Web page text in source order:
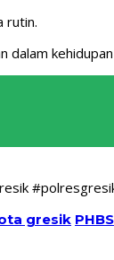
rutin.
gresik PHBS